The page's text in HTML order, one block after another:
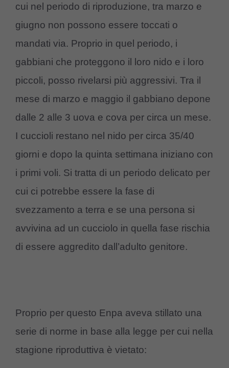
cui nel periodo di riproduzione, tra marzo e
giugno non possono essere toccati o
mandati via. Proprio in quel periodo, i
gabbiani che proteggono il loro nido e i loro
piccoli, posso rivelarsi più aggressivi. Tra il
mese di marzo e maggio il gabbiano depone
dalle 2 alle 3 uova e cova per circa un mese.
I cuccioli restano nel nido per circa 35/40
giorni e dopo la quinta settimana iniziano con
i primi voli. Si tratta di un periodo delicato per
cui ci potrebbe essere la fase di
svezzamento a terra e se una persona si
avvivina ad un cucciolo in quella fase rischia
di essere aggredito dall’adulto genitore.
Proprio per questo Enpa aveva stillato una
serie di norme in base alla legge per cui nella
stagione riproduttiva è vietato: